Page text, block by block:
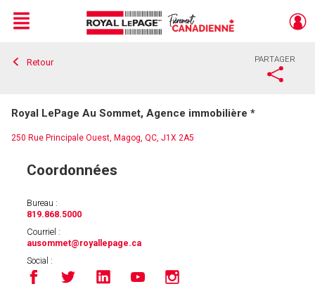
Live
En Direct
Menu
Retour PARTAGER
Royal LePage Au Sommet, Agence immobilière *
250 Rue Principale Ouest, Magog, QC, J1X 2A5
Coordonnées
Bureau :
819.868.5000
Courriel :
ausommet@royallepage.ca
Social :